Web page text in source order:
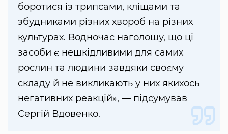
боротися із трипсами, кліщами та
збудниками різних хвороб на різних
культурах. Водночас наголошу, що ці
засоби є нешкідливими для самих
рослин та людини завдяки своєму
складу й не викликають у них якихось
негативних реакцій», — підсумував
Сергій Вдовенко.